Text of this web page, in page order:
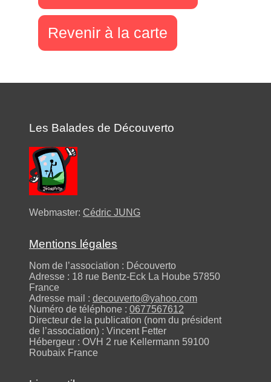
Revenir à la carte
Les Balades de Découverto
Webmaster: Cédric JUNG
Mentions légales
Nom de l’association : Découverto
Adresse : 18 rue Bentz-Eck La Hoube 57850
France
Adresse mail : decouverto@yahoo.com
Numéro de téléphone : 0677567612
Directeur de la publication (nom du président
de l’association) : Vincent Fetter
Hébergeur : OVH 2 rue Kellermann 59100
Roubaix France